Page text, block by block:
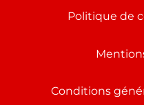
Politique de
Conditions